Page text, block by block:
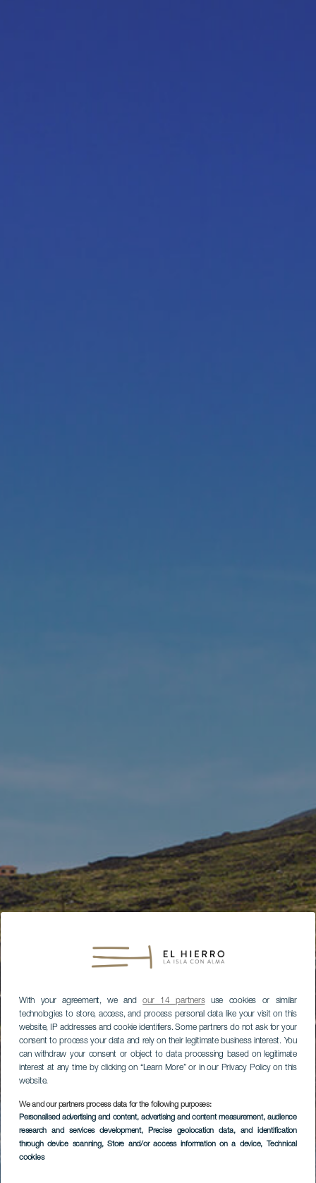
With your agreement, we andour 14 partnersuse cookies or similar
technologies to store, access, and process personal data like your visit on this
website, IP addresses and cookie identifiers. Some partners do not ask for your
consent to process your data and rely on their legitimate business interest. You
can withdraw your consent or object to data processing based on legitimate
interest at any time by clicking on “Learn More” or in our Privacy Policy on this
website.
We and our partners process data for the following purposes:
Personalised advertising and content, advertising and content measurement, audience
research and services development, Precise geolocation data, and identification
through device scanning, Store and/or access information on a device, Technical
cookies